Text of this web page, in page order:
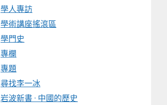
學人專訪
學術講座搖滾區
學門史
專欄
專題
尋找李一冰
岩波新書 · 中國的歷史